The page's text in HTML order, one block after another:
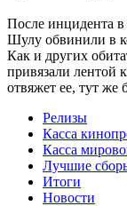
После инцидента
Шулу обвинили в
Как и других
привязали лентой
отвяжет ее, тут же
Релизы
Касса
Касса
Лучшие
Итоги
Новости